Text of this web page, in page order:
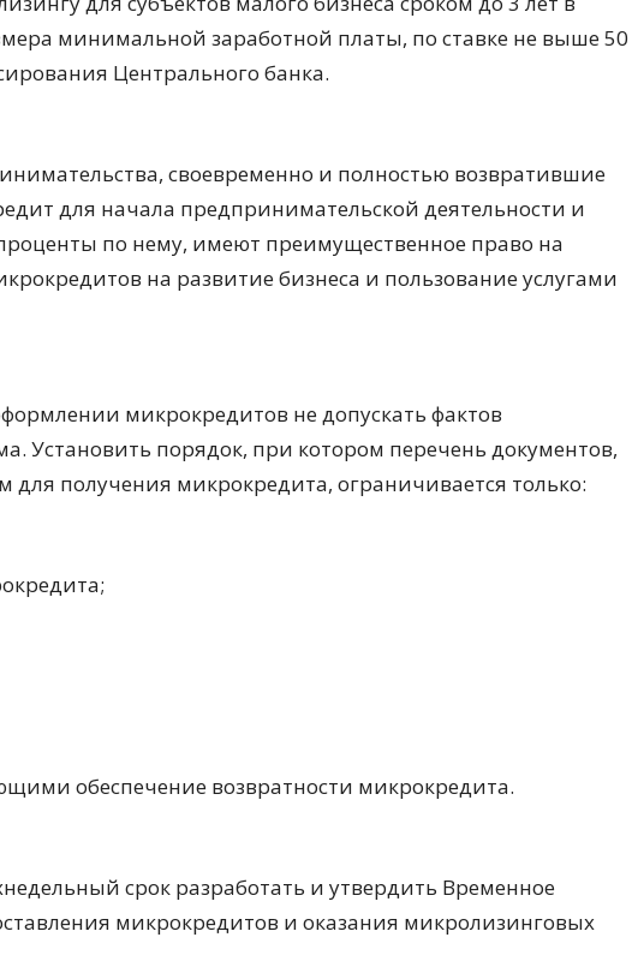
минимальной заработной платы, по ставке не выше 50
Центрального банка.
своевременно и полностью возвратившие
для начала предпринимательской деятельности и
по нему, имеют преимущественное право на
на развитие бизнеса и пользование услугами
микрокредитов не допускать фактов
Установить порядок, при котором перечень документов,
получения микрокредита, ограничивается только:
обеспечение возвратности микрокредита.
срок разработать и утвердить Временное
микрокредитов и оказания микролизинговых